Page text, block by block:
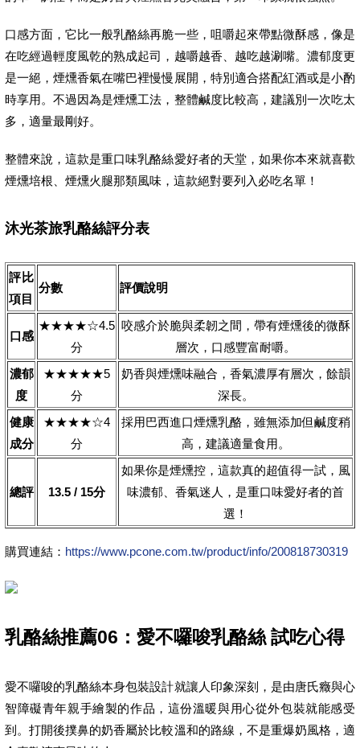
口感方面，它比一般乳酪絲再脆一些，咀嚼起來帶點微酥感，像是
在吃經過輕度風乾的熟成起司，越嚼越香、越吃越涮嘴。濃郁度更
是一絕，煙燻香氣在嘴巴裡慢慢展開，特別適合搭配紅酒或是小酌
時享用。不過因為是煙燻工法，整體鹹度比較高，建議別一次吃太
多，適量最剛好。
整體來說，這款是重口味乳酪絲愛好者的天堂，如果你本來就喜歡
煙燻培根、煙燻火腿那類風味，這款絕對要列入必吃名單！
沐光茶旅乳酪絲評分表
評比
項目
分數 評價說明
口感
★★★★☆4.5
分
咬感介於脆與柔韌之間，帶有煙燻後的微酥
層次，口感豐富耐嚼。
濃郁
度
★★★★★5
分
奶香與煙燻味融合，香氣濃厚有層次，餘韻
深長。
健康
成分
★★★★☆4
分
採用巴西進口煙燻乳酪，雖無添加但鹹度稍
高，建議適量食用。
總評 13.5 / 15分
如果你是煙燻控，這款真的超值得一試，風
味濃郁、香氣迷人，是重口味愛好者的首
選！
購買連結： https://www.pcone.com.tw/product/info/200818730319
乳酪絲推薦06：愛不囉唆乳酪絲 試吃心得
愛不囉唆的乳酪絲本身包裝設計就讓人印象深刻，是由唐氏癥與心
智障礙青年親手繪製的作品，這份溫暖與用心從外包裝就能感受
到。打開後撲鼻的奶香屬於比較溫和的路線，不是重爆奶風格，適